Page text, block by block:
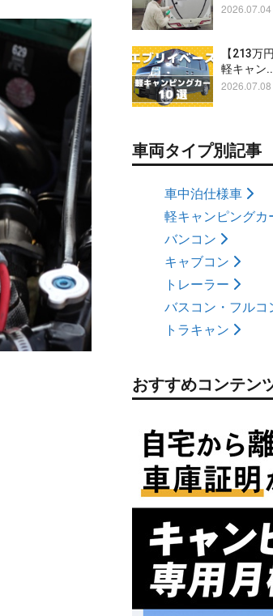
2026.07.04
【213万
軽キャン
2026.07.08
車両タイプ別記事
車中泊仕様車
軽キャンピングカ
バンコン
キャブコン
トレーラー
バスコン・フルコ
トラキャン
おすすめコンテン